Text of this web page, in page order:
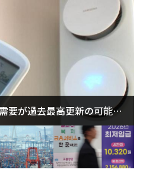
要が過去最高更新の可能性